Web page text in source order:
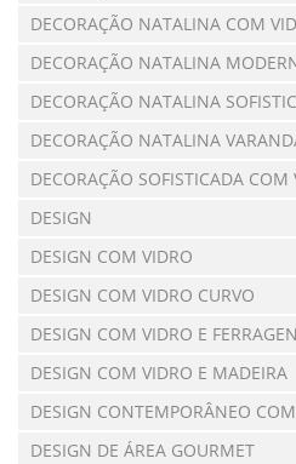
DECORAÇÃO NATALINA COM
DECORAÇÃO NATALINA
DECORAÇÃO NATALINA
DECORAÇÃO NATALINA
DECORAÇÃO SOFISTICADA COM
DESIGN
DESIGN COM VIDRO
DESIGN COM VIDRO CURVO
DESIGN COM VIDRO E
DESIGN COM VIDRO E MADEIRA
DESIGN CONTEMPORÂNEO
DESIGN DE ÁREA GOURMET